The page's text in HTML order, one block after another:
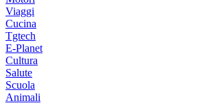
Viaggi
Cucina
Tgtech
E-Planet
Cultura
Salute
Scuola
Animali